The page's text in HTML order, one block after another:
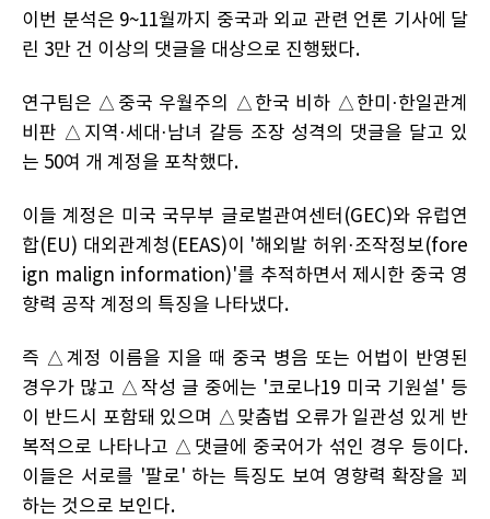
이번 분석은 9~11월까지 중국과 외교 관련 언론 기사에 달
린 3만 건 이상의 댓글을 대상으로 진행됐다.
연구팀은 △중국 우월주의 △한국 비하 △한미·한일관계
비판 △지역·세대·남녀 갈등 조장 성격의 댓글을 달고 있
는 50여 개 계정을 포착했다.
이들 계정은 미국 국무부 글로벌관여센터(GEC)와 유럽연
합(EU) 대외관계청(EEAS)이 '해외발 허위·조작정보(fore
ign malign information)'를 추적하면서 제시한 중국 영
향력 공작 계정의 특징을 나타냈다.
즉 △계정 이름을 지을 때 중국 병음 또는 어법이 반영된
경우가 많고 △작성 글 중에는 '코로나19 미국 기원설' 등
이 반드시 포함돼 있으며 △맞춤법 오류가 일관성 있게 반
복적으로 나타나고 △댓글에 중국어가 섞인 경우 등이다.
이들은 서로를 '팔로' 하는 특징도 보여 영향력 확장을 꾀
하는 것으로 보인다.